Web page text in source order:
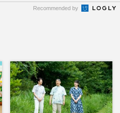
Recommended by